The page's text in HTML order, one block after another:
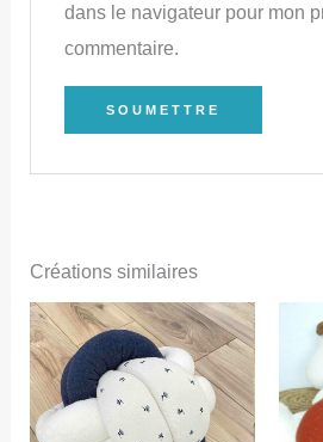
dans le navigateur pour mon
commentaire.
Créations similaires